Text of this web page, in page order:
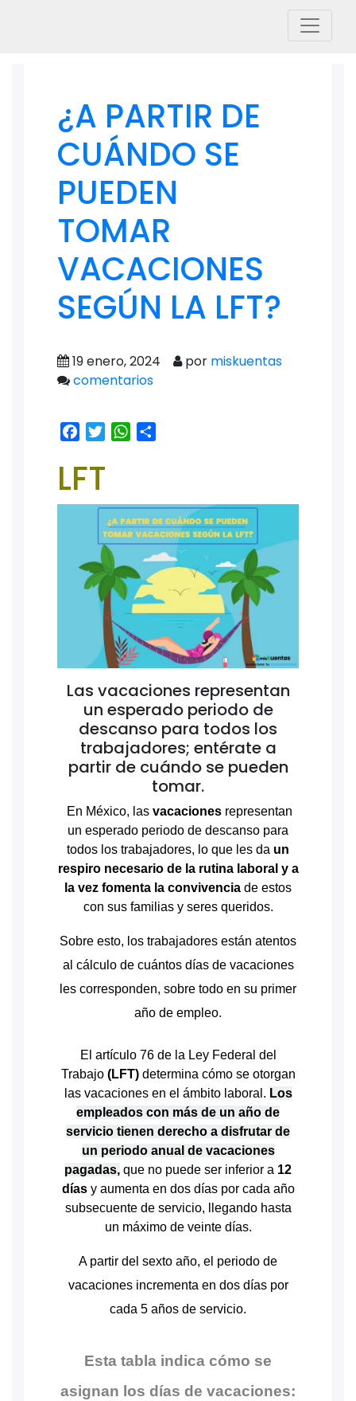
¿A PARTIR DE
CUÁNDO SE
PUEDEN
TOMAR
VACACIONES
SEGÚN LA LFT?
19 enero, 2024 por miskuentas
comentarios
Facebook
TwitterWhatsApp
LFT
Las vacaciones representan
un esperado periodo de
descanso para todos los
trabajadores; entérate a
partir de cuándo se pueden
tomar.
En México, las vacaciones representan
un esperado periodo de descanso para
todos los trabajadores, lo que les da un
respiro necesario de la rutina laboral y a
la vez fomenta la convivencia de estos
con sus familias y seres queridos.
Sobre esto, los trabajadores están atentos
al cálculo de cuántos días de vacaciones
les corresponden, sobre todo en su primer
año de empleo.
El artículo 76 de la Ley Federal del
Trabajo (LFT)determina cómo se otorgan
las vacaciones en el ámbito laboral. Los
empleados con más de un año de
servicio tienen derecho a disfrutar de
un periodo anual de vacaciones
pagadas, que no puede ser inferior a 12
días y aumenta en dos días por cada año
subsecuente de servicio, llegando hasta
un máximo de veinte días.
A partir del sexto año, el periodo de
vacaciones incrementa en dos días por
cada 5 años de servicio.
Esta tabla indica cómo se
asignan los días de vacaciones: